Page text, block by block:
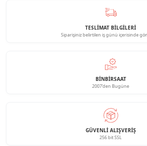
TESLİMAT BİLGİLERİ
Siparişiniz belirtilen iş günü içerisinde
BINBIRSAAT
2007'den Bugüne
GÜVENLI ALIŞVERIŞ
256 bit SSL